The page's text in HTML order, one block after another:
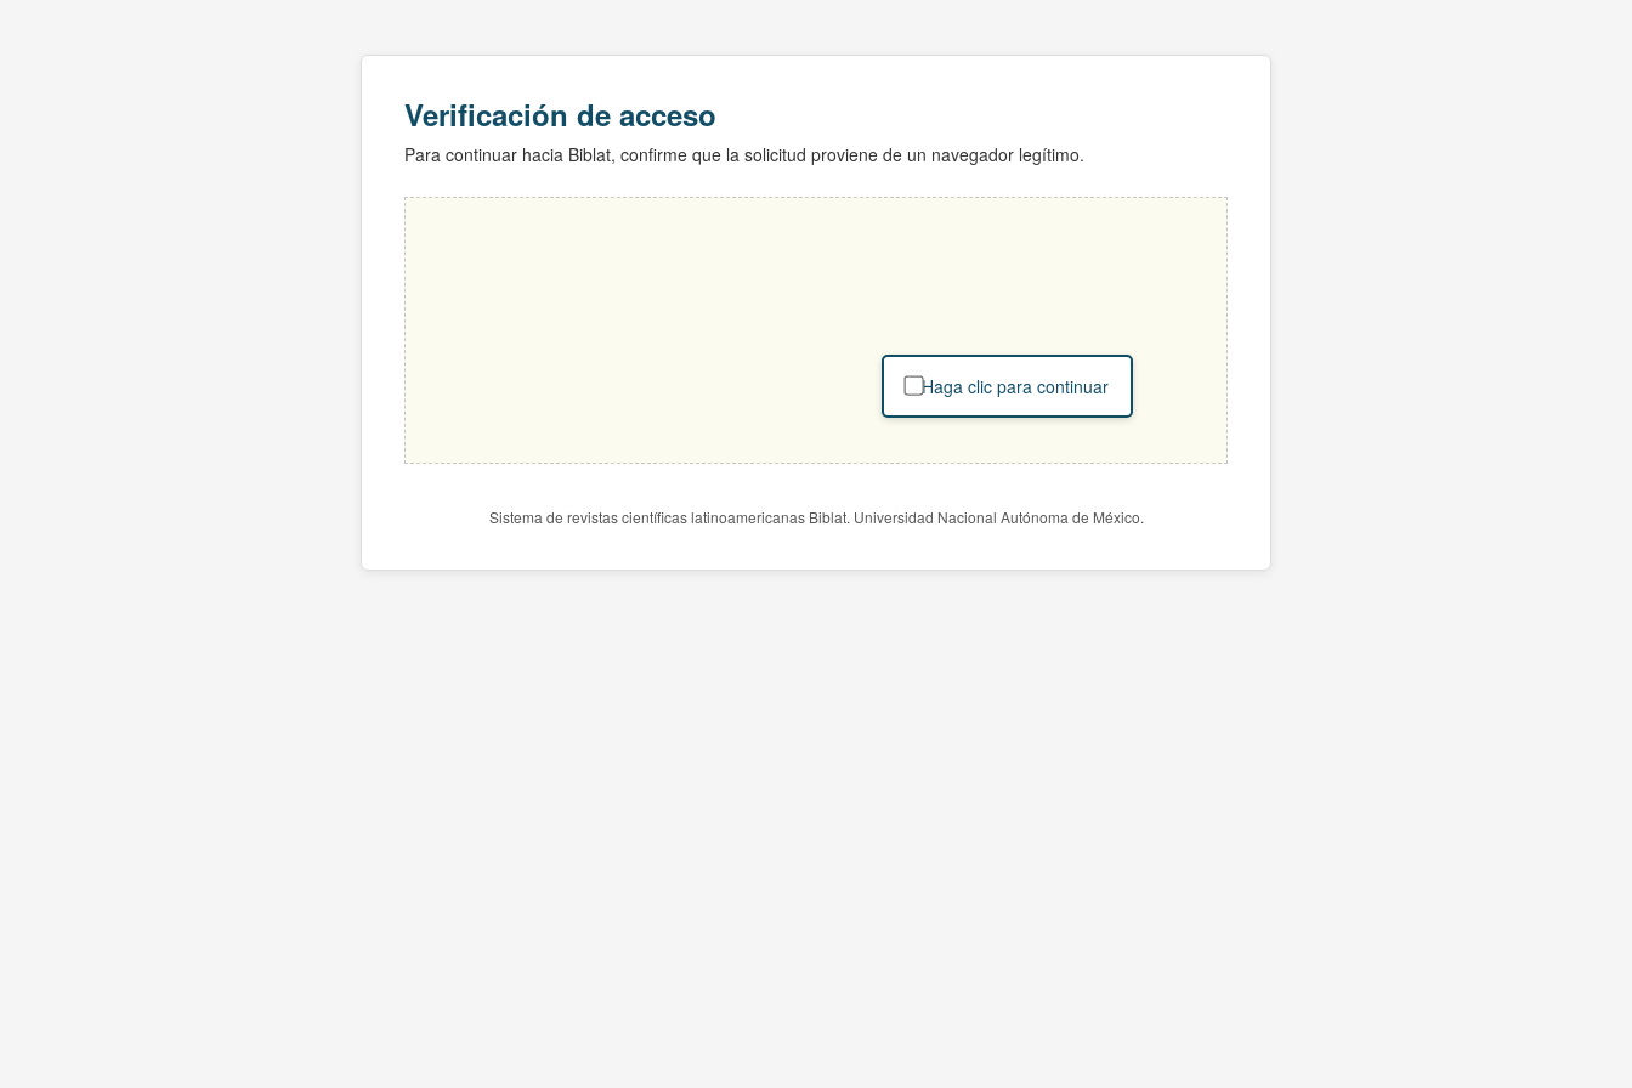
Verificación de acceso
Para continuar hacia Biblat, confirme que la solicitud proviene de un navegador legítimo.
Haga clic para continuar
Sistema de revistas científicas latinoamericanas Biblat. Universidad Nacional Autónoma de México.